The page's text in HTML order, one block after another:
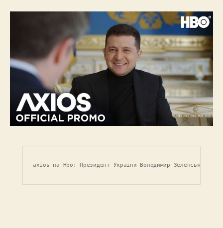
axios на Hbo: Президент України Володимир Зеленський